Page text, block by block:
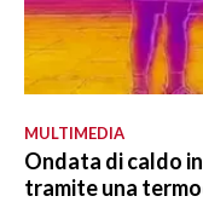
MULTIMEDIA
Ondata di caldo
tramite una